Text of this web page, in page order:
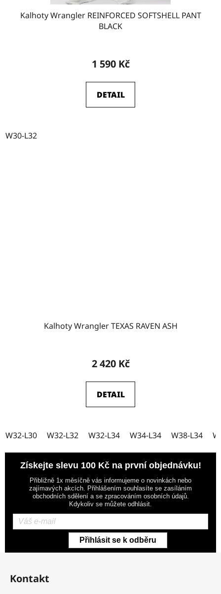
Kalhoty Wrangler REINFORCED SOFTSHELL PANT
BLACK
1 590 Kč
DETAIL
W30-L32
Kalhoty Wrangler TEXAS RAVEN ASH
2 420 Kč
DETAIL
W32-L30 W32-L32 W32-L34 W34-L34 W38-L34
Získejte slevu 100 Kč na první objednávku!
Přibližně 1x měsíčně vás informujeme o novinkách nebo
zajímavých akcích. Přihlášením souhlasíte se zasíláním
obchodních sdělení a se zpracováním osobních údajů.
Kdykoliv se můžete odhlásit.
Přihlásit se k odběru
Z
Kontakt